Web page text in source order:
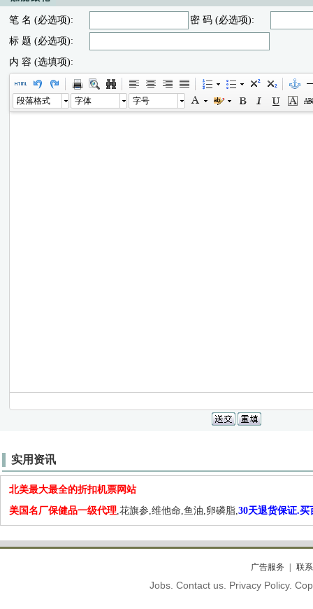
笔 名 (必选项):
密 码 (必选项):
标 题 (必选项):
内 容 (选填项):
段落格式 字体 字号
实用资讯
北美最大最全的折扣机票网站
美国名厂保健品一级代理,花旗参,维他命,鱼油,卵磷脂,30天退货保证.买
广告服务 联
Jobs. Contact us. Privacy Policy.